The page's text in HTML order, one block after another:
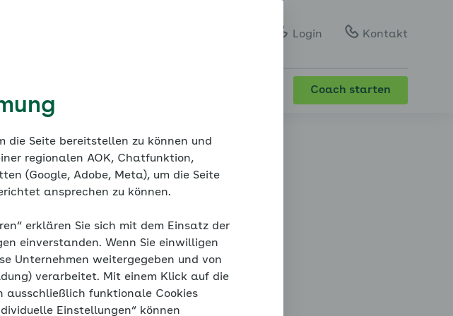
Gebärdensprache
Leichte Sprache
Login Kontakt
Coach starten
die Seite bereitstellen zu können und
regionalen AOK, Chatfunktion,
(Google, Adobe, Meta), um die Seite
ansprechen zu können.
erklären Sie sich mit dem Einsatz der
einverstanden. Wenn Sie einwilligen
Unternehmen weitergegeben und von
verarbeitet. Mit einem Klick auf die
ausschließlich funktionale Cookies
Einstellungen“ können